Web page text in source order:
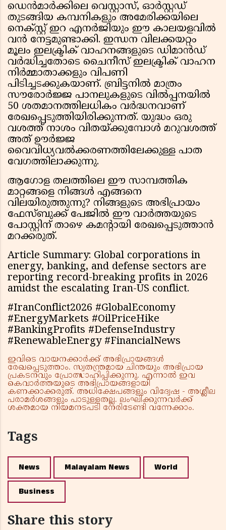
ഡെൻമാർക്കിലെ വെസ്റ്റാസ്, ഓർസ്റ്റഡ്
തുടങ്ങിയ കമ്പനികളും അമേരിക്കയിലെ
നെക്സ്റ്റ് ഇറ എനർജിയും ഈ കാലയളവിൽ
വൻ നേട്ടമുണ്ടാക്കി. ഇന്ധന വിലക്കയറ്റം
മൂലം ഇലക്ട്രിക് വാഹനങ്ങളുടെ ഡിമാൻഡ്
വർദ്ധിച്ചതോടെ ചൈനീസ് ഇലക്ട്രിക് വാഹന
നിർമ്മാതാക്കളും വിപണി
പിടിച്ചടക്കുകയാണ്. ബ്രിട്ടനിൽ മാത്രം
സൗരോർജ്ജ പാനലുകളുടെ വിൽപ്പനയിൽ
50 ശതമാനത്തിലധികം വർദ്ധനവാണ്
രേഖപ്പെടുത്തിയിരിക്കുന്നത്. യുദ്ധം ഒരു
വശത്ത് നാശം വിതയ്ക്കുമ്പോൾ മറുവശത്ത്
അത് ഊർജ്ജ
വൈവിധ്യവൽക്കരണത്തിലേക്കുള്ള പാത
വേഗത്തിലാക്കുന്നു.
ആഗോള തലത്തിലെ ഈ സാമ്പത്തിക
മാറ്റങ്ങളെ നിങ്ങൾ എങ്ങനെ
വിലയിരുത്തുന്നു? നിങ്ങളുടെ അഭിപ്രായം
ഫേസ്ബുക്ക് പേജിൽ ഈ വാർത്തയുടെ
പോസ്റ്റിന് താഴെ കമന്റായി രേഖപ്പെടുത്താൻ
മറക്കരുത്.
Article Summary: Global corporations in
energy, banking, and defense sectors are
reporting record-breaking profits in 2026
amidst the escalating Iran-US conflict.
#IranConflict2026 #GlobalEconomy
#EnergyMarkets #OilPriceHike
#BankingProfits #DefenseIndustry
#RenewableEnergy #FinancialNews
ഇവിടെ വായനക്കാർക്ക് അഭിപ്രായങ്ങൾ
രേഖപ്പെടുത്താം. സ്വതന്ത്രമായ ചിന്തയും അഭിപ്രായ
പ്രകടനവും പ്രോത്സാഹിപ്പിക്കുന്നു. എന്നാൽ ഇവ
കെവാർത്തയുടെ അഭിപ്രായങ്ങളായി
കണക്കാക്കരുത്. അധിക്ഷേപങ്ങളും വിദ്വേഷ - അശ്ലീല
പരാമർശങ്ങളും പാടുള്ളതല്ല. ലംഘിക്കുന്നവർക്ക്
ശക്തമായ നിയമനടപടി നേരിടേണ്ടി വന്നേക്കാം.
Tags
News Malayalam News World
Business
Share this story